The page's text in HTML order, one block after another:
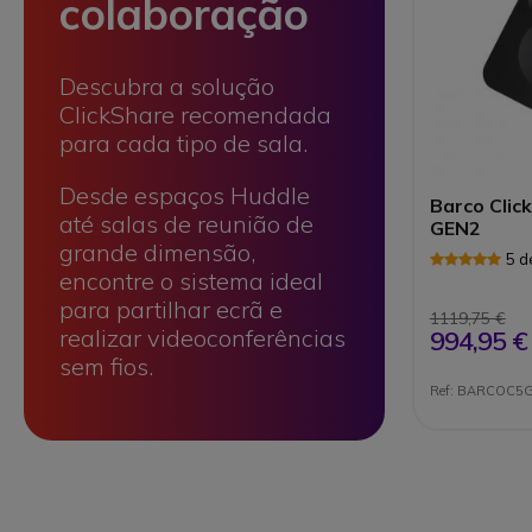
colaboração
Descubra a solução
ClickShare recomendada
para cada tipo de sala.
Desde espaços Huddle
até salas de reunião de
grande dimensão,
encontre o sistema ideal
para partilhar ecrã e
realizar videoconferências
sem fios.
Barco
GEN2
5
1119,75 €
994,95 €
Ref: